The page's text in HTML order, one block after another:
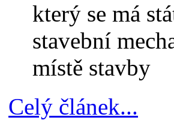
který se má
stavební
místě stavby
Celý článek...